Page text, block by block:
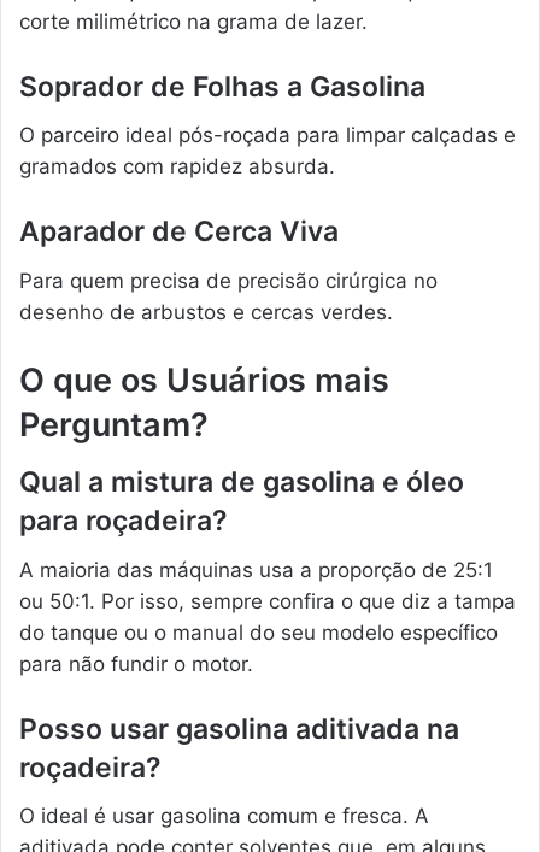
corte milimétrico na grama de lazer.
Soprador de Folhas a Gasolina
O parceiro ideal pós-roçada para limpar calçadas e
gramados com rapidez absurda.
Aparador de Cerca Viva
Para quem precisa de precisão cirúrgica no
desenho de arbustos e cercas verdes.
O que os Usuários mais
Perguntam?
Qual a mistura de gasolina e óleo
para roçadeira?
A maioria das máquinas usa a proporção de 25:1
ou 50:1. Por isso, sempre confira o que diz a tampa
do tanque ou o manual do seu modelo específico
para não fundir o motor.
Posso usar gasolina aditivada na
roçadeira?
O ideal é usar gasolina comum e fresca. A